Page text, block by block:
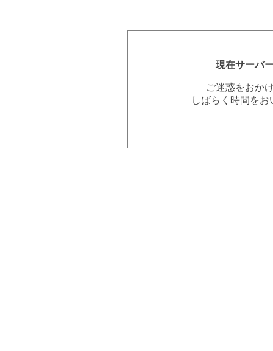
現在サーバ
ご迷惑をおか
しばらく時間を